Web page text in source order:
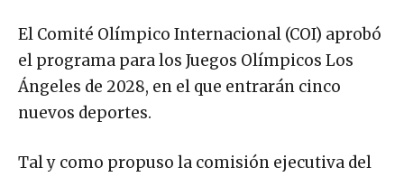
El Comité Olímpico Internacional (COI) aprobó
el programa para los Juegos Olímpicos Los
Ángeles de 2028, en el que entrarán cinco
nuevos deportes.
Tal y como propuso la comisión ejecutiva del